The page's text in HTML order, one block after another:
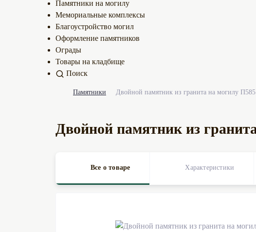
Памятники на могилу
Мемориальные комплексы
Благоустройство могил
Оформление памятников
Ограды
Товары на кладбище
Поиск
Памятники Двойной памятник из гранита на могилу П585
Двойной памятник из
Все о товаре Характеристики